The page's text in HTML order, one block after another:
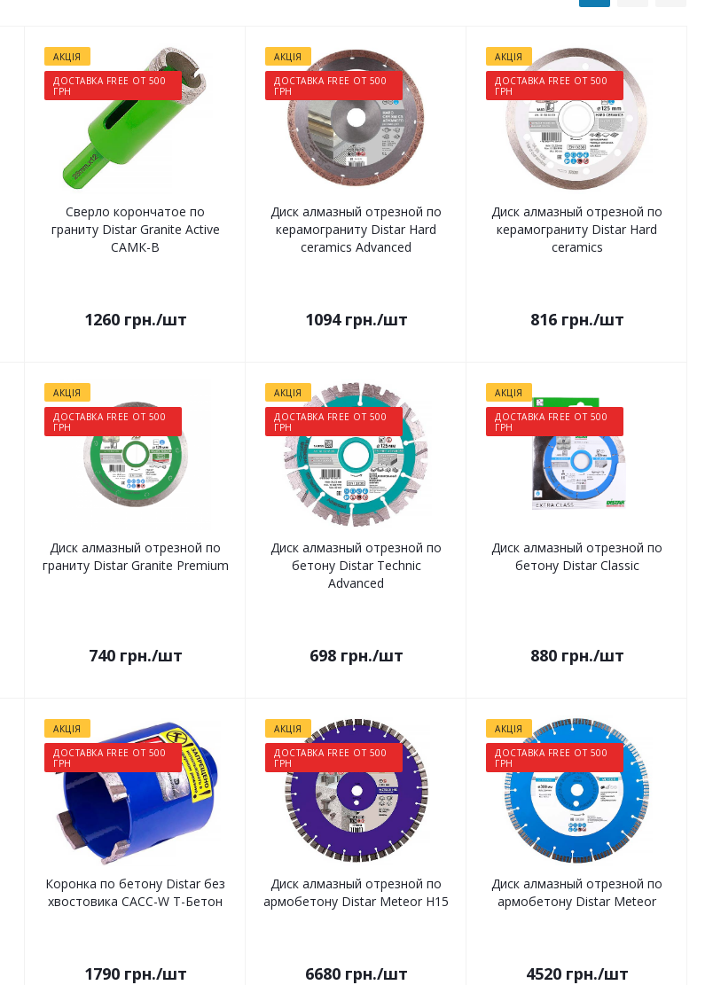
АКЦІЯ
ДОСТАВКА FREE ОТ 500
ГРН
Сверло корончатое по
граниту Distar Granite Active
САМК-B
1260грн./шт
АКЦІЯ
ДОСТАВКА FREE ОТ 500
ГРН
Диск алмазный отрезной по
керамограниту Distar Hard
ceramics Advanced
1094грн./шт
АКЦІЯ
ДОСТАВКА FREE ОТ 500
ГРН
Диск алмазный отрезной по
керамограниту Distar Hard
ceramics
816грн./шт
АКЦІЯ
ДОСТАВКА FREE ОТ 500
ГРН
Диск алмазный отрезной по
граниту Distar Granite Premium
740грн./шт
АКЦІЯ
ДОСТАВКА FREE ОТ 500
ГРН
Диск алмазный отрезной по
бетону Distar Technic
Advanced
698грн./шт
АКЦІЯ
ДОСТАВКА FREE ОТ 500
ГРН
Диск алмазный отрезной по
бетону Distar Classic
880грн./шт
АКЦІЯ
ДОСТАВКА FREE ОТ 500
ГРН
Коронка по бетону Distar без
хвостовика САСС-W Т-Бетон
1790грн./шт
АКЦІЯ
ДОСТАВКА FREE ОТ 500
ГРН
Диск алмазный отрезной по
армобетону Distar Meteor H15
6680грн./шт
АКЦІЯ
ДОСТАВКА FREE ОТ 500
ГРН
Диск алмазный отрезной по
армобетону Distar Meteor
4520грн./шт